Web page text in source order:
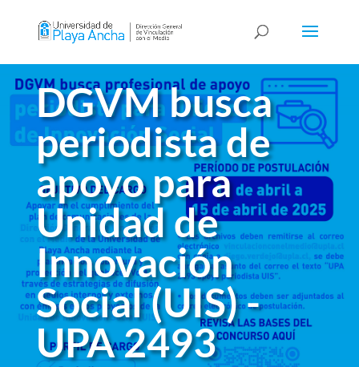
DGVM busca
periodista de
apoyo para
Unidad de
Innovación
Social (UIS) -
UPA 2493